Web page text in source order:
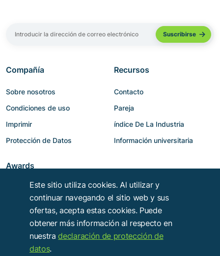
Compañía
Sobre nosotros
Condiciones de uso
Imprimir
Protección de Datos
Recursos
Contacto
Pareja
índice De La Industria
Información universitaria
Awards
Este sitio utiliza cookies. Al utilizar y
continuar navegando el sitio web y sus
ofertas, acepta estas cookies. Puede
obtener más información al respecto en
nuestradeclaración de protección de
datos.